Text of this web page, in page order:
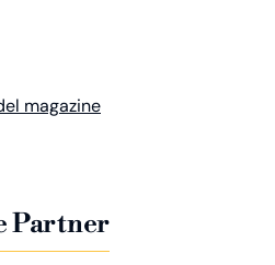
magazine
Partner